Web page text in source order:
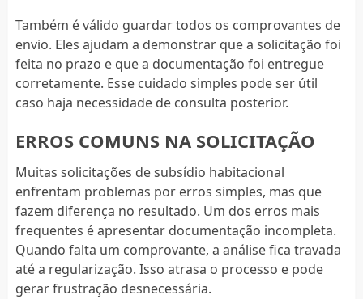
Também é válido guardar todos os comprovantes de
envio. Eles ajudam a demonstrar que a solicitação foi
feita no prazo e que a documentação foi entregue
corretamente. Esse cuidado simples pode ser útil
caso haja necessidade de consulta posterior.
ERROS COMUNS NA SOLICITAÇÃO
Muitas solicitações de subsídio habitacional
enfrentam problemas por erros simples, mas que
fazem diferença no resultado. Um dos erros mais
frequentes é apresentar documentação incompleta.
Quando falta um comprovante, a análise fica travada
até a regularização. Isso atrasa o processo e pode
gerar frustração desnecessária.